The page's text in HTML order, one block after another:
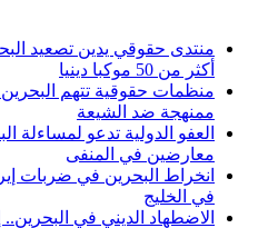
منتدى حقوقي يدين تصعيد
أكثر من 50 موكبا دينيا
منظمات حقوقية تتهم
ممنهجة ضد الشيعة
العفو الدولية تدعو لمساءلة
معارضين في المنفى
انخراط البحرين في ضربات
في الخليج
الاضطهاد الديني في